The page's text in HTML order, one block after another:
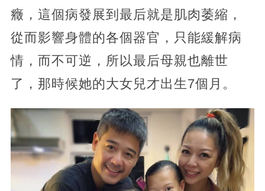
癥，這個病發展到最后就是肌肉萎縮，
從而影響身體的各個器官，只能緩解病
情，而不可逆，所以最后母親也離世
了，那時候她的大女兒才出生7個月。